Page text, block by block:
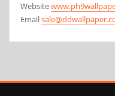
Website
Email